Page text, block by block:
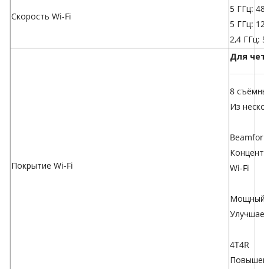
Скорость Wi-Fi
5 ГГц:
5 ГГц:
2,4 ГГц:
Покрытие Wi-Fi
Для
8
Из
Wi-Fi
Мощный
4T4R